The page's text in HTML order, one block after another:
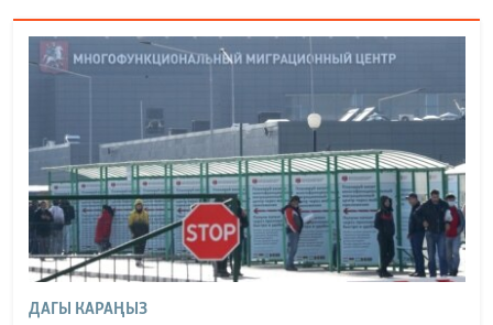
ДАГЫ КАРАҢЫЗ